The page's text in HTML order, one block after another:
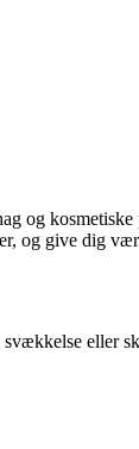
og
og give dig
eller